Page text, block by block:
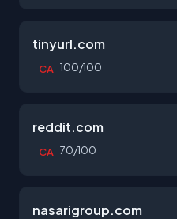
tinyurl.com
CA 100/100
reddit.com
CA 70/100
nasarigroup.com